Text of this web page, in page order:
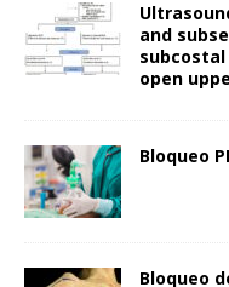
and
open
Bloqueo
Bloqueo